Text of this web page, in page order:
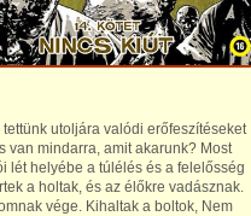
utoljára valódi erőfeszítéseket
van mindarra, amit akarunk? Most
lét helyébe a túlélés és a felelősség
a holtak, és az élőkre vadásznak.
vége. Kihaltak a boltok, Nem